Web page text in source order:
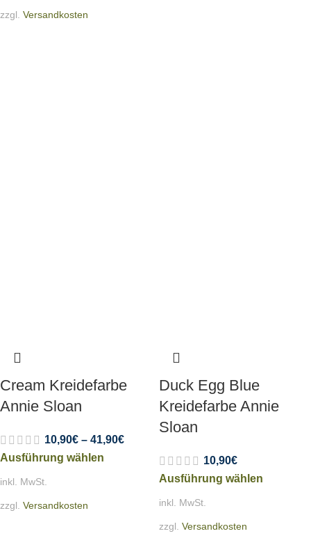
zzgl. Versandkosten
Cream Kreidefarbe
Annie Sloan
10,90€ – 41,90€
Ausführung wählen
inkl. MwSt.
zzgl. Versandkosten
Duck Egg Blue
Kreidefarbe Annie
Sloan
10,90€
Ausführung wählen
inkl. MwSt.
zzgl. Versandkosten